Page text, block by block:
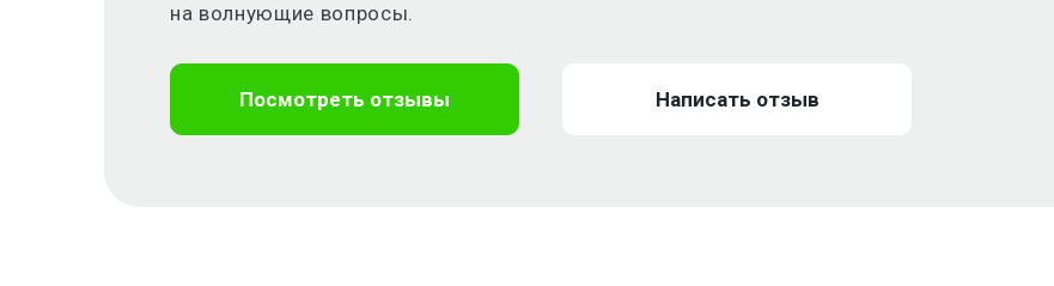
на волнующие вопросы.
Посмотреть отзывы Написать отзыв